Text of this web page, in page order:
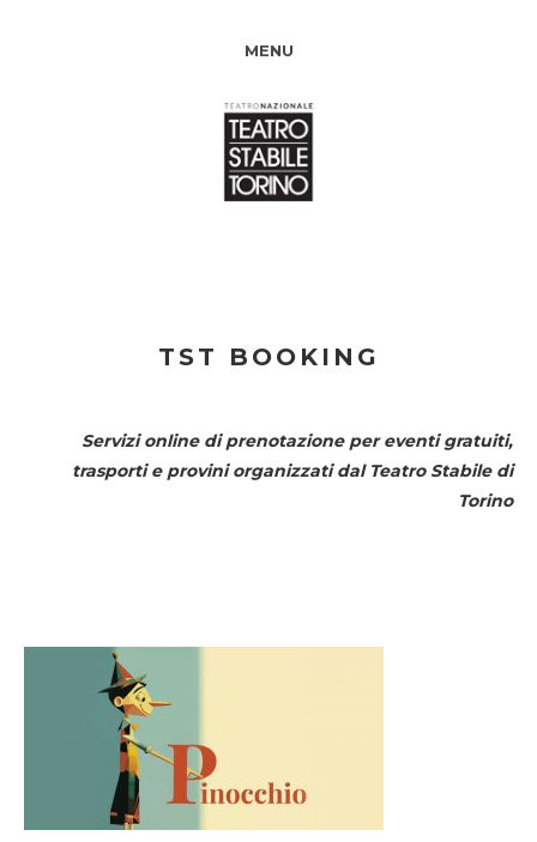
MENU
TST BOOKING
Servizi online di prenotazione per eventi gratuiti,
trasporti e provini organizzati dal Teatro Stabile di
Torino